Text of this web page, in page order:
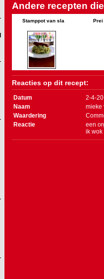
Andere recepten
Stamppot van sla Prei
Reacties op dit recept:
Datum
2-4-
Naam
mieke
Waardering
Reactie
een
ik wok